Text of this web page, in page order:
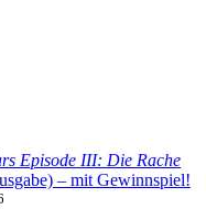
Episode III: Die Rache
– mit Gewinnspiel!